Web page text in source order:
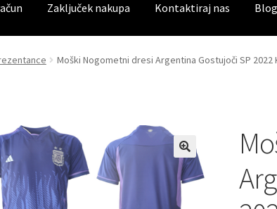
Zaključek nakupa Kontaktiraj nas Blog
Trgovina Zaključek nakupa
Moški Nogometni dresi Argentina Gostujoči SP 2022